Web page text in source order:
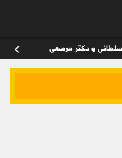
و دکتر مرصعی chevron_left